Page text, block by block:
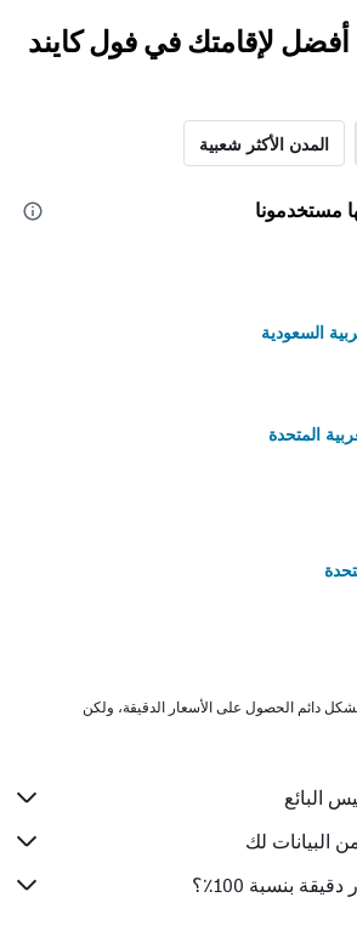
أفضل لإقامتك في فول كايند
المدن الأكثر شعبية
مستخدمونا
السعودية
المتحدة
البيانات لك
بنسبة 100٪؟